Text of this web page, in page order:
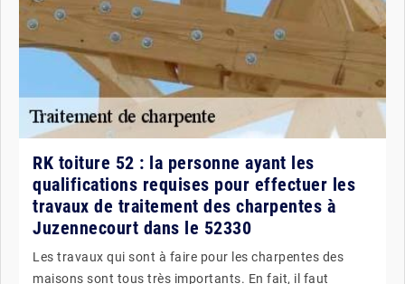
RK toiture 52 : la personne ayant les
qualifications requises pour effectuer les
travaux de traitement des charpentes à
Juzennecourt dans le 52330
Les travaux qui sont à faire pour les charpentes des
maisons sont tous très importants. En fait, il faut